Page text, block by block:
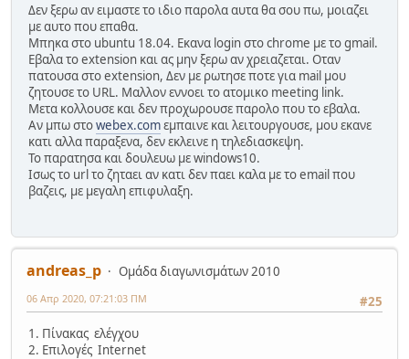
Δεν ξερω αν ειμαστε το ιδιο παρολα αυτα θα σου πω, μοιαζει
με αυτο που επαθα.
Μπηκα στο ubuntu 18.04. Εκανα login στο chrome με το gmail.
Εβαλα το extension και ας μην ξερω αν χρειαζεται. Οταν
πατουσα στο extension, Δεν με ρωτησε ποτε για mail μου
ζητουσε το URL. Μαλλον εννοει το ατομικο meeting link.
Μετα κολλουσε και δεν προχωρουσε παρολο που το εβαλα.
Αν μπω στοwebex.comεμπαινε και λειτουργουσε, μου εκανε
κατι αλλα παραξενα, δεν εκλεινε η τηλεδιασκεψη.
Το παρατησα και δουλευω με windows10.
Ισως το url το ζηταει αν κατι δεν παει καλα με το email που
βαζεις, με μεγαλη επιφυλαξη.
andreas_p
Ομάδα διαγωνισμάτων 2010
#25
06 Απρ 2020, 07:21:03 ΠΜ
1. Πίνακας ελέγχου
2. Επιλογές Internet